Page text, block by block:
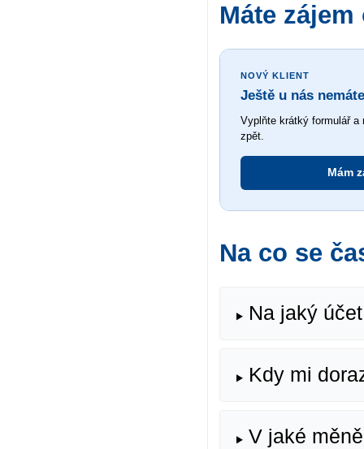
Máte
NOVÝ KLIENT
Ještě u nás
Vyplňte krátký formulář a
zpět.
Mám
Na co se
Na jaký
Kdy mi
V jaké